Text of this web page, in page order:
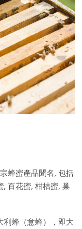
蜂蜜產品聞名, 包括
, 百花蜜, 柑桔蜜, 巢
利蜂（意蜂），即大